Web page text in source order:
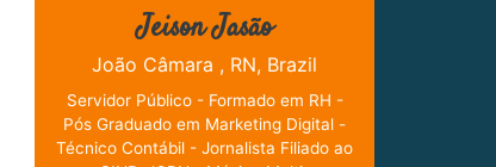
Jeison Jasão
João Câmara , RN, Brazil
Servidor Público - Formado em RH -
Pós Graduado em Marketing Digital -
Técnico Contábil - Jornalista Filiado ao